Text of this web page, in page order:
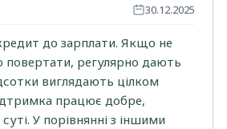
30.12.2025
до зарплати. Якщо не
повертати, регулярно дають
виглядають цілком
працює добре,
У порівнянні з іншими